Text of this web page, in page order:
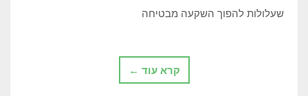
שעלולות להפוך השקעה מבטיחה
קרא עוד ←